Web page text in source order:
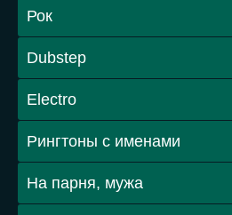
Рок
Dubstep
Electro
Рингтоны с именами
На парня, мужа